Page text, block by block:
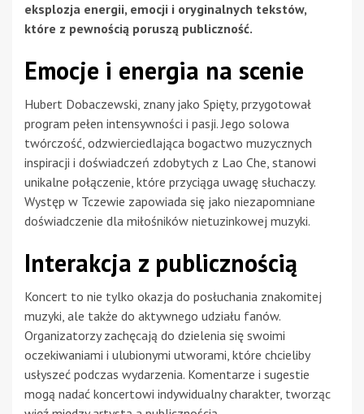
eksplozja energii, emocji i oryginalnych tekstów,
które z pewnością poruszą publiczność.
Emocje i energia na scenie
Hubert Dobaczewski, znany jako Spięty, przygotował
program pełen intensywności i pasji. Jego solowa
twórczość, odzwierciedlająca bogactwo muzycznych
inspiracji i doświadczeń zdobytych z Lao Che, stanowi
unikalne połączenie, które przyciąga uwagę słuchaczy.
Występ w Tczewie zapowiada się jako niezapomniane
doświadczenie dla miłośników nietuzinkowej muzyki.
Interakcja z publicznością
Koncert to nie tylko okazja do posłuchania znakomitej
muzyki, ale także do aktywnego udziału fanów.
Organizatorzy zachęcają do dzielenia się swoimi
oczekiwaniami i ulubionymi utworami, które chcieliby
usłyszeć podczas wydarzenia. Komentarze i sugestie
mogą nadać koncertowi indywidualny charakter, tworząc